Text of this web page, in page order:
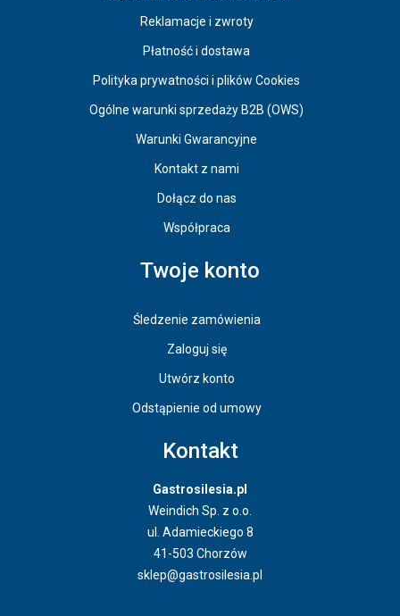
Reklamacje i zwroty
Płatność i dostawa
Polityka prywatności i plików Cookies
Ogólne warunki sprzedaży B2B (OWS)
Warunki Gwarancyjne
Kontakt z nami
Dołącz do nas
Współpraca
Twoje konto
Śledzenie zamówienia
Zaloguj się
Utwórz konto
Odstąpienie od umowy
Kontakt
Gastrosilesia.pl
Weindich Sp. z o.o.
ul. Adamieckiego 8
41-503 Chorzów
sklep@gastrosilesia.pl